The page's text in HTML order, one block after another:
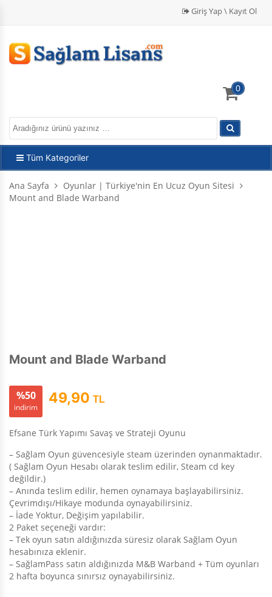
Giriş Yap \ Kayıt Ol
0
Tüm Kategoriler
Ana Sayfa
Oyunlar | Türkiye'nin En Ucuz Oyun Sitesi
Mount and Blade Warband
Mount and Blade Warband
%50
indirim
49,90 TL
Efsane Türk Yapımı Savaş ve Strateji Oyunu
– Sağlam Oyun güvencesiyle steam üzerinden oynanmaktadır.
( Sağlam Oyun Hesabı olarak teslim edilir, Steam cd key
değildir.)
– Anında teslim edilir, hemen oynamaya başlayabilirsiniz.
Çevrimdışı/Hikaye modunda oynayabilirsiniz.
– İade Yoktur, Değişim yapılabilir.
2 Paket seçeneği vardır:
– Tek oyun satın aldığınızda süresiz olarak Sağlam Oyun
hesabınıza eklenir.
– SağlamPass satın aldığınızda M&B Warband + Tüm oyunları
2 hafta boyunca sınırsız oynayabilirsiniz.